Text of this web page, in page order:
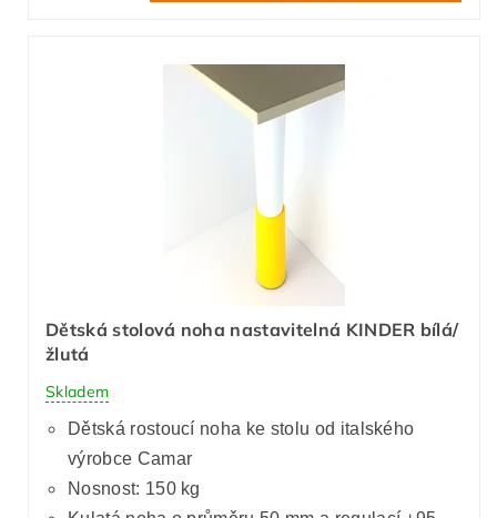
Dětská stolová noha nastavitelná KINDER bílá/
žlutá
Skladem
Dětská rostoucí noha ke stolu od italského
výrobce Camar
Nosnost: 150 kg